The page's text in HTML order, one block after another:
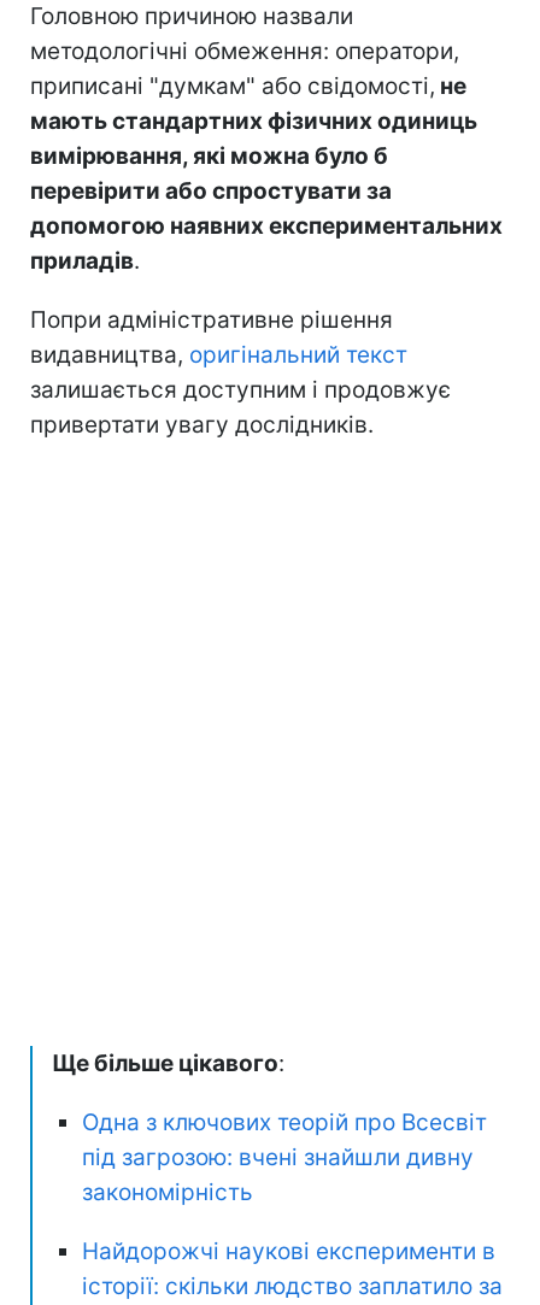
Головною причиною назвали
методологічні обмеження: оператори,
приписані "думкам" або свідомості, не
мають стандартних фізичних одиниць
вимірювання, які можна було б
перевірити або спростувати за
допомогою наявних експериментальних
приладів.
Попри адміністративне рішення
видавництва, оригінальний текст
залишається доступним і продовжує
привертати увагу дослідників.
Ще більше цікавого:
Одна з ключових теорій про Всесвіт
під загрозою: вчені знайшли дивну
закономірність
Найдорожчі наукові експерименти в
історії: скільки людство заплатило за